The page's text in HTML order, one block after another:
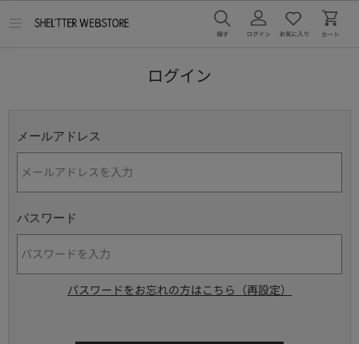
ログイン
メールアドレス
パスワード
パスワードをお忘れの方はこちら（再設定）